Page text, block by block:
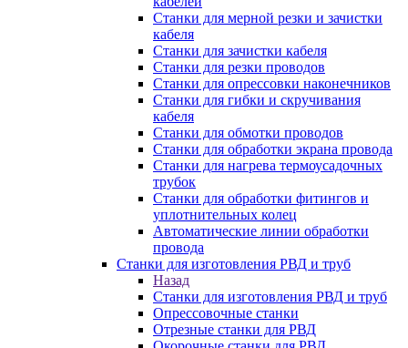
Станки для мерной резки и зачистки
кабеля
Станки для зачистки кабеля
Станки для резки проводов
Станки для опрессовки наконечников
Станки для гибки и скручивания
кабеля
Станки для обмотки проводов
Станки для обработки экрана провода
Станки для нагрева термоусадочных
трубок
Станки для обработки фитингов и
уплотнительных колец
Автоматические линии обработки
провода
Станки для изготовления РВД и труб
Назад
Станки для изготовления РВД и труб
Опрессовочные станки
Отрезные станки для РВД